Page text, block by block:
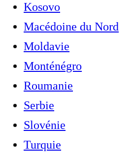
Kosovo
Macédoine du Nord
Moldavie
Monténégro
Roumanie
Serbie
Slovénie
Turquie